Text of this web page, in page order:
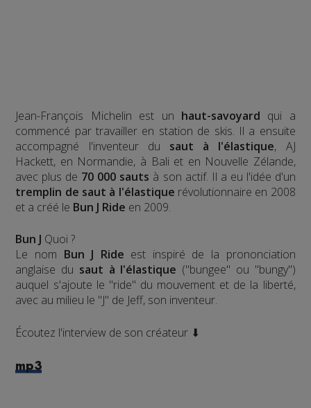
Jean-François Michelin est un haut-savoyard qui a
commencé par travailler en station de skis. Il a ensuite
accompagné l'inventeur du saut à l'élastique, AJ
Hackett, en Normandie, à Bali et en Nouvelle Zélande,
avec plus de 70 000 sauts à son actif. Il a eu l'idée d'un
tremplin de saut à l'élastique révolutionnaire en 2008
et a créé le Bun J Ride en 2009.
Bun J Quoi ?
Le nom Bun J Ride est inspiré de la prononciation
anglaise du saut à l'élastique ("bungee" ou "bungy")
auquel s'ajoute le "ride" du mouvement et de la liberté,
avec au milieu le "J" de Jeff, son inventeur.
Écoutez l'interview de son créateur ⬇
mp3